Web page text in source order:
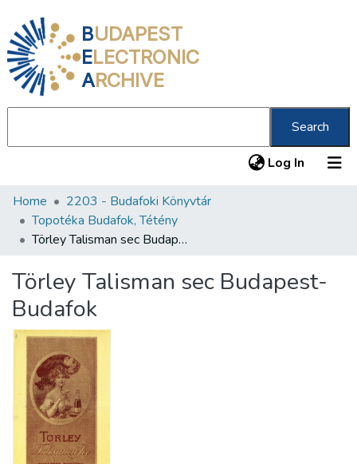
BUDAPEST
ELECTRONIC
ARCHIVE
Search
Log In (current)
Communities & Collections
All of DSpace
About us
Home
2203 - Budafoki Könyvtár
Topotéka Budafok, Tétény
Törley Talisman sec Budapest-Budafok
Törley Talisman sec Budapest-
Budafok